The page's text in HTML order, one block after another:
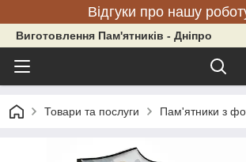
Відгуки про нашу
Виготовлення Пам'ятників - Дніпро
Товари та послуги Пам'ятники з